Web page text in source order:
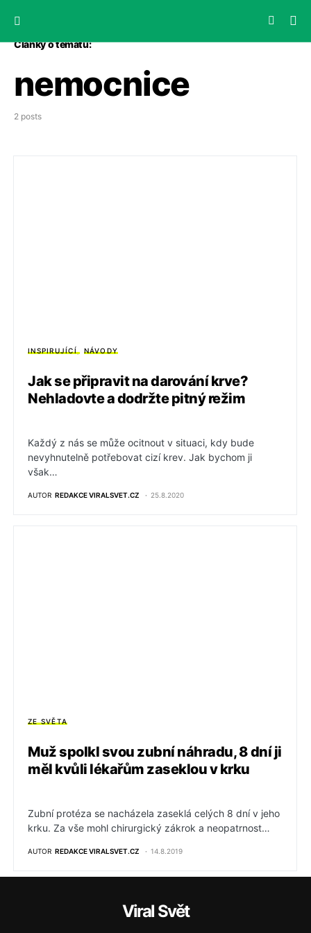
Články o tématu:
nemocnice
2 posts
INSPIRUJÍCÍ NÁVODY
Jak se připravit na darování krve?
Nehladovte a dodržte pitný režim
Každý z nás se může ocitnout v situaci, kdy bude
nevyhnutelně potřebovat cizí krev. Jak bychom ji
však…
AUTOR REDAKCE VIRALSVET.CZ 25.8.2020
ZE SVĚTA
Muž spolkl svou zubní náhradu, 8 dní ji
měl kvůli lékařům zaseklou v krku
Zubní protéza se nacházela zaseklá celých 8 dní v jeho
krku. Za vše mohl chirurgický zákrok a neopatrnost…
AUTOR REDAKCE VIRALSVET.CZ 14.8.2019
Viral Svět